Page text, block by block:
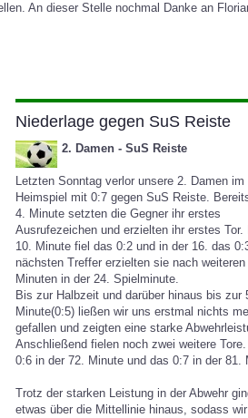
An dieser Stelle nochmal Danke an
Niederlage gegen SuS Reiste
2. Damen - SuS Reiste
Letzten Sonntag verlor unsere 2. Damen im
Heimspiel mit 0:7 gegen SuS Reiste.
4. Minute setzten die Gegner ihr erstes
Ausrufezeichen und erzielten ihr erstes Tor.
10. Minute fiel das 0:2 und in der 16. das
nächsten Treffer erzielten sie nach weiteren
Minuten in der 24. Spielminute.
Bis zur Halbzeit und darüber hinaus bis zur
Minute(0:5) ließen wir uns erstmal nichts
gefallen und zeigten eine starke
Anschließend fielen noch zwei weitere Tore.
0:6 in der 72. Minute und das 0:7 in der 81.
Trotz der starken Leistung in der Abwehr
etwas über die Mittellinie hinaus, sodass